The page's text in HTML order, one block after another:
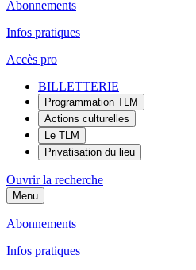
Abonnements
Infos pratiques
Accès pro
BILLETTERIE
Programmation TLM
Actions culturelles
Le TLM
Privatisation du lieu
Ouvrir la recherche
Menu
Abonnements
Infos pratiques